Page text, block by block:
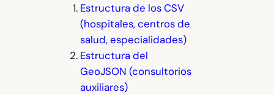
Estructura de los CSV
(hospitales, centros de
salud, especialidades)
Estructura del
GeoJSON (consultorios
auxiliares)